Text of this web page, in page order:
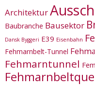
Architektur
Baubranche Bausektor
Dansk Byggeri E39 Eisenbahn
Fehmarnbelt-Tunnel
Fehmarntunnel